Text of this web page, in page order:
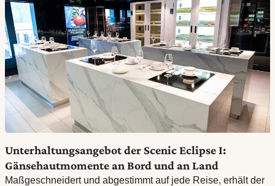
Unterhaltungsangebot der Scenic Eclipse I:
Gänsehautmomente an Bord und an Land
Maßgeschneidert und abgestimmt auf jede Reise, erhält der